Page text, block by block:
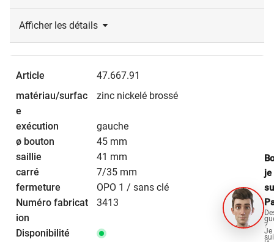
Afficher les détails
47.667.91
zinc nickelé brossé
gauche
45 mm
41 mm
7/35 mm
OPO 1 / sans clé
3413
je
?
Je